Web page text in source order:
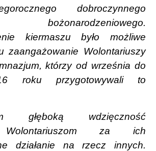
dobroczynnego
bożonarodzeniowego.
kiermaszu było możliwe
zaangażowanie Wolontariuszy
którzy od września do
roku przygotowywali to
głęboką wdzięczność
Wolontariuszom za ich
działanie na rzecz innych.